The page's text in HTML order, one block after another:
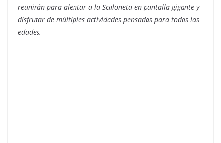
reunirán para alentar a la Scaloneta en pantalla gigante y
disfrutar de múltiples actividades pensadas para todas las
edades.